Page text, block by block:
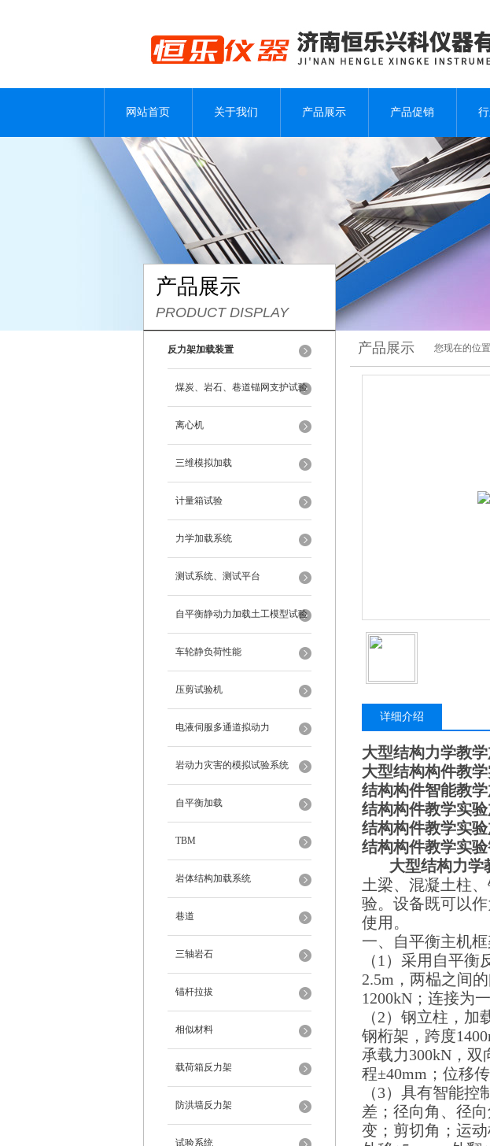
网站首页 关于我们 产品展示 产品促销
产品展示
PRODUCT DISPLAY
反力架加载装置
煤炭、岩石、巷道锚网支护试验
离心机
三维模拟加载
计量箱试验
力学加载系统
测试系统、测试平台
自平衡静动力加载土工模型试验
系统
车轮静负荷性能
压剪试验机
电液伺服多通道拟动力
岩动力灾害的模拟试验系统
自平衡加载
TBM
岩体结构加载系统
巷道
三轴岩石
锚杆拉拔
相似材料
载荷箱反力架
防洪墙反力架
试验系统
产品展示 您现在的位
详细介绍
大型结构力学教
大型结构构件教
结构构件智能教
结构构件教学实
结构构件教学实
结构构件教学实
大型结构力学
土梁、混凝土柱
验。设备既可以
使用。
一、自平衡主机
（1）采用自平
2.5m，两榀之间
1200kN；连接为
（2）钢立柱，
钢桁架，跨度
承载力300kN，双
程±40mm；位移
（3）具有智能
差；径向角、径
变；剪切角；运动